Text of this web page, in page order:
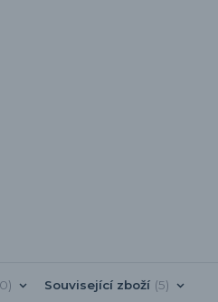
0 Související zboží 5